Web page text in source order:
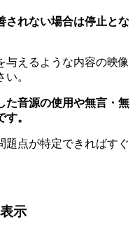
されない場合は停止とな
与えるような内容の映像
。
た音源の使用や無言・無
。
題点が特定できればすぐ
示